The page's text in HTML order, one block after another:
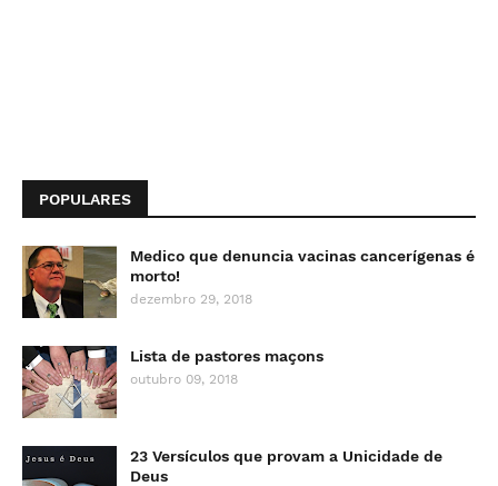
POPULARES
Medico que denuncia vacinas cancerígenas é
morto!
dezembro 29, 2018
Lista de pastores maçons
outubro 09, 2018
23 Versículos que provam a Unicidade de
Deus